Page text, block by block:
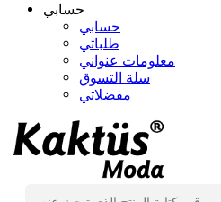
حسابي
حسابي
طلباتي
معلومات عنواني
سلة التسوق
مفضلاتي